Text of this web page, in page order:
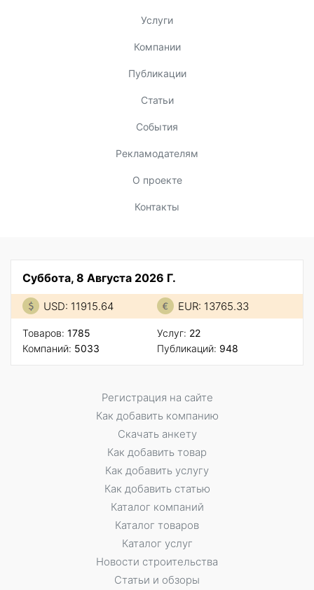
Услуги
Компании
Публикации
Статьи
События
Рекламодателям
О проекте
Контакты
Суббота, 8 Августа 2026 Г.
USD: 11915.64 EUR: 13765.33
Товаров: 1785
Компаний: 5033
Услуг: 22
Публикаций: 948
Регистрация на сайте
Как добавить компанию
Скачать анкету
Как добавить товар
Как добавить услугу
Как добавить статью
Каталог компаний
Каталог товаров
Каталог услуг
Новости строительства
Статьи и обзоры